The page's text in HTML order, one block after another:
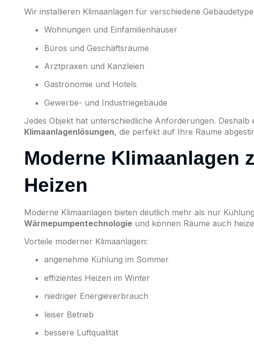
Wir installieren Klimaanlagen für verschiedene
Wohnungen und Einfamilienhäuser
Büros und Geschäftsräume
Arztpraxen und Kanzleien
Gastronomie und Hotels
Gewerbe- und Industriegebäude
Jedes Objekt hat unterschiedliche Anforderungen. Deshalb
Klimaanlagenlösungen, die perfekt auf Ihre Räume
Moderne Klimaanlagen
Heizen
Moderne Klimaanlagen bieten deutlich mehr als nur
Wärmepumpentechnologie und können Räume auch
Vorteile moderner Klimaanlagen:
angenehme Kühlung im Sommer
effizientes Heizen im Winter
niedriger Energieverbrauch
leiser Betrieb
bessere Luftqualität